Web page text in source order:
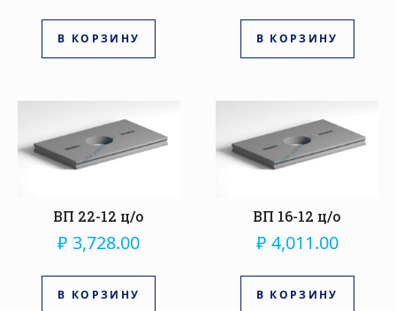
В КОРЗИНУ В КОРЗИНУ
ВП 22-12 ц/о
₽ 3,728.00
В КОРЗИНУ
ВП 16-12 ц/о
₽ 4,011.00
В КОРЗИНУ